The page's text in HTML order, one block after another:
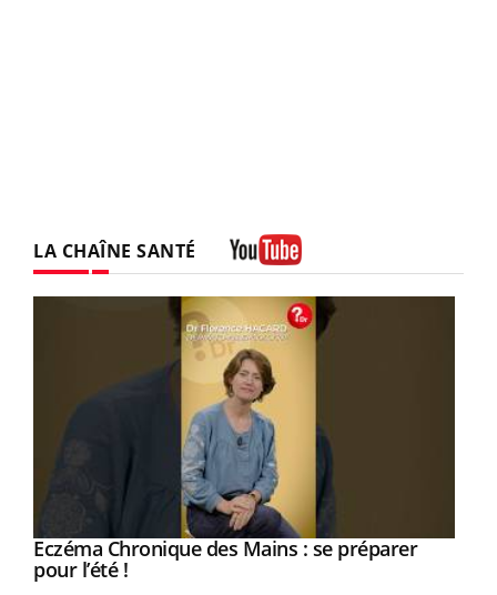
LA CHAÎNE SANTÉ
Youtube
Eczéma Chronique des Mains : se préparer
pour l’été !Youtube